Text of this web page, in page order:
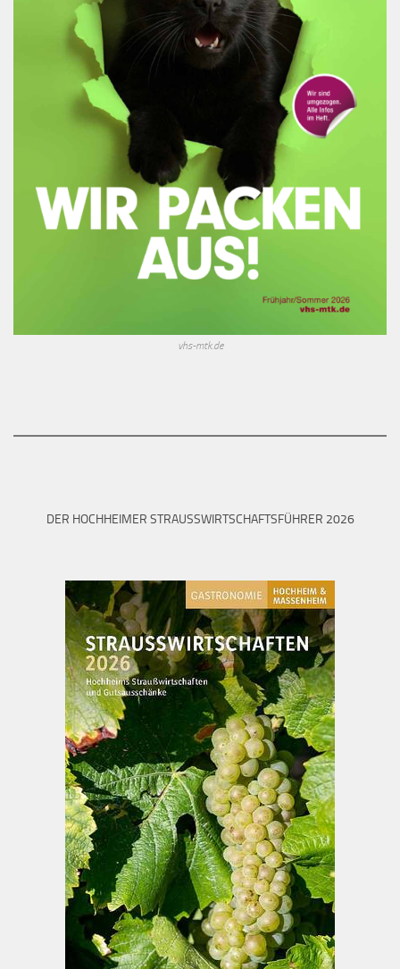
vhs-mtk.de
DER HOCHHEIMER STRAUSSWIRTSCHAFTSFÜHRER 2026